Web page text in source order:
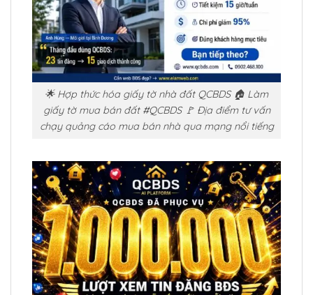
🌟 Hợp thức hóa giấy tờ nhà đất QCBDS 🏠 Làm
giấy tờ mua bán đất #QCBDS 🚩 Địa điểm tư vấn
chạy quảng cáo mua bán nhà qua mạng nổi tiếng